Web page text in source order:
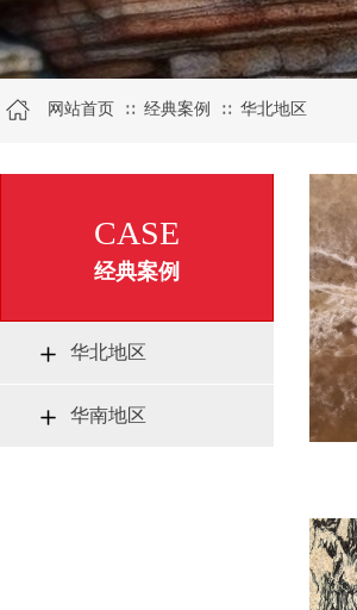
网站首页 ∷ 经典案例 ∷ 华北地区
经典案例
CASE
华北地区
华南地区